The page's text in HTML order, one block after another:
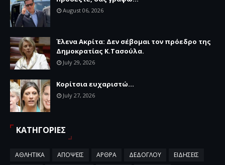
August 06, 2026
Έλενα Ακρίτα: Δεν σέβομαι τον πρόεδρο της
Δημοκρατίας Κ.Τασούλα.
July 29, 2026
Κορίτσια ευχαριστώ...
July 27, 2026
ΚΑΤΗΓΟΡΙΕΣ
ΑΘΛΗΤΙΚΑ ΑΠΟΨΕΙΣ ΑΡΘΡΑ ΔΕΔΟΓΛΟΥ
ΕΙΔΗΣΕΙΣ